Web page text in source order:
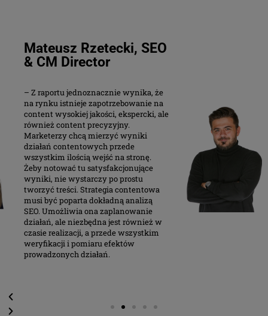
Mateusz Rzetecki, SEO
& CM Director
– Z raportu jednoznacznie wynika, że
na rynku istnieje zapotrzebowanie na
content wysokiej jakości, ekspercki, ale
również content precyzyjny.
Marketerzy chcą mierzyć wyniki
działań contentowych przede
wszystkim ilością wejść na stronę.
Żeby notować tu satysfakcjonujące
wyniki, nie wystarczy po prostu
tworzyć treści. Strategia contentowa
musi być poparta dokładną analizą
SEO. Umożliwia ona zaplanowanie
działań, ale niezbędna jest również w
czasie realizacji, a przede wszystkim
weryfikacji i pomiaru efektów
prowadzonych działań.